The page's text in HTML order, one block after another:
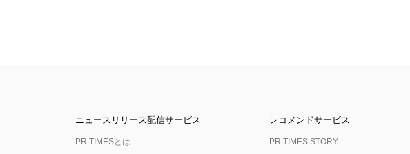
ニュースリリース配信サービス
PR TIMESとは
レコメンドサービス
PR TIMES STORY